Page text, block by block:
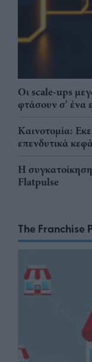
Οι scale-ups
φτάσουν σ' ένα
Καινοτομία:
επενδυτικά
Η
Flatpulse
The Franchise